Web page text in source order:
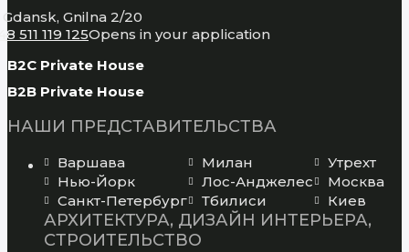
Gdansk, Gnilna 2/20
511 119 125Opens in your application
B2C Private House
B2B Private House
НАШИ ПРЕДСТАВИТЕЛЬСТВА
Варшава Милан
Утрехт
Нью-Йорк
Лос-Анджелес
Москва
Санкт-Петербург
Тбилиси Киев
АРХИТЕКТУРА, ДИЗАЙН ИНТЕРЬЕРА,
СТРОИТЕЛЬСТВО